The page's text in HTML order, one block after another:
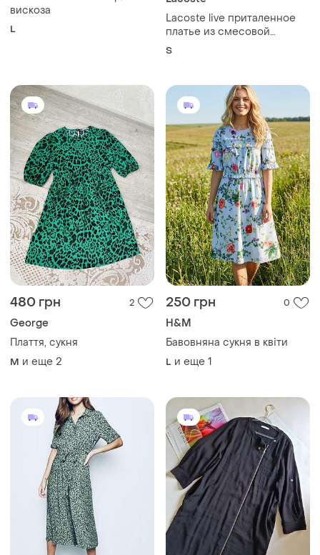
480 грн 2
George
Плаття, сукня
M и еще 2
250 грн 0
H&M
Бавовняна сукня в квіти
L и еще 1
450 грн
650 грн -31%
480 грн 6
KIWE